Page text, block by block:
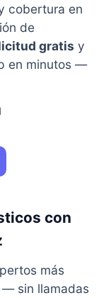
cobertura en
de
gratis y
en minutos —
con
más
sin llamadas